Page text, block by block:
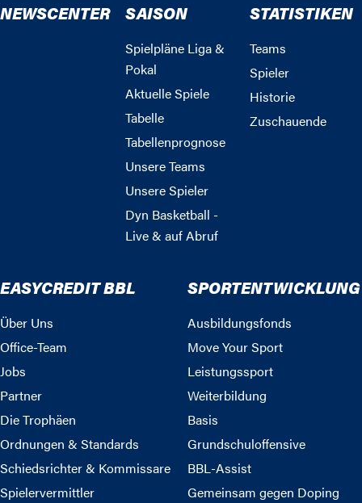
NEWSCENTER SAISON
Spielpläne Liga &
Pokal
Aktuelle Spiele
Tabelle
Tabellenprognose
Unsere Teams
Unsere Spieler
Dyn Basketball -
Live & auf Abruf
STATISTIKEN
Teams
Spieler
Historie
Zuschauende
EASYCREDIT BBL
Über Uns
Office-Team
Jobs
Partner
Die Trophäen
Ordnungen & Standards
Schiedsrichter & Kommissare
Spielervermittler
SPORTENTWICKLUNG
Ausbildungsfonds
Move Your Sport
Leistungssport
Weiterbildung
Basis
Grundschuloffensive
BBL-Assist
Gemeinsam gegen Doping